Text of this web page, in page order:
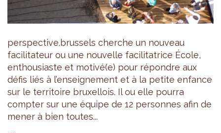
perspective.brussels cherche un nouveau
facilitateur ou une nouvelle facilitatrice École,
enthousiaste et motivé(e) pour répondre aux
défis liés à l’enseignement et à la petite enfance
sur le territoire bruxellois. Il ou elle pourra
compter sur une équipe de 12 personnes afin de
mener à bien toutes...